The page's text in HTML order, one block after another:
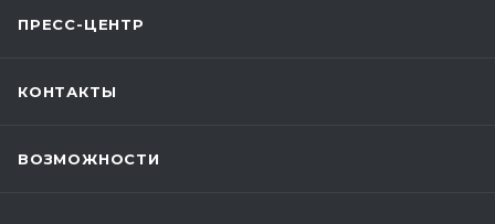
ПРЕСС-ЦЕНТР
КОНТАКТЫ
ВОЗМОЖНОСТИ